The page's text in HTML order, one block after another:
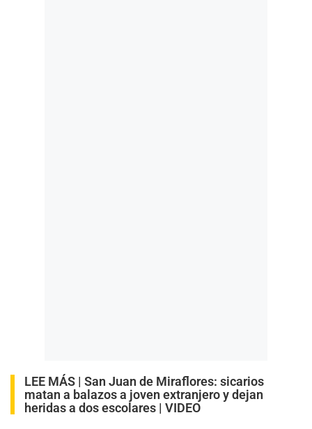
LEE MÁS | San Juan de Miraflores: sicarios
matan a balazos a joven extranjero y dejan
heridas a dos escolares | VIDEO